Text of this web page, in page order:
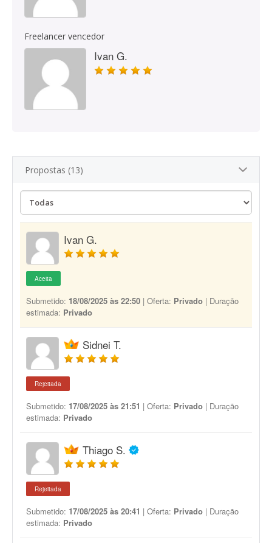
Freelancer vencedor
Ivan G.
Propostas (13)
Ivan G.
Aceita
Submetido: 18/08/2025 às 22:50 | Oferta: Privado | Duração
estimada: Privado
Sidnei T.
Rejeitada
Submetido: 17/08/2025 às 21:51 | Oferta: Privado | Duração
estimada: Privado
Thiago S.
Rejeitada
Submetido: 17/08/2025 às 20:41 | Oferta: Privado | Duração
estimada: Privado